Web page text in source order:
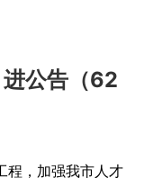
公告（62
程，加强我市人才